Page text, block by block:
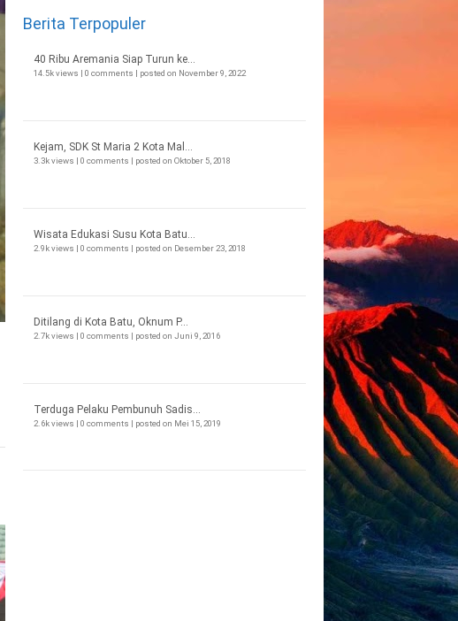
Berita Terpopuler
40 Ribu Aremania Siap Turun ke...
14.5k views | 0 comments | posted on November 9, 2022
Kejam, SDK St Maria 2 Kota Mal...
3.3k views | 0 comments | posted on Oktober 5, 2018
Wisata Edukasi Susu Kota Batu...
2.9k views | 0 comments | posted on Desember 23, 2018
Ditilang di Kota Batu, Oknum P...
2.7k views | 0 comments | posted on Juni 9, 2016
Terduga Pelaku Pembunuh Sadis...
2.6k views | 0 comments | posted on Mei 15, 2019